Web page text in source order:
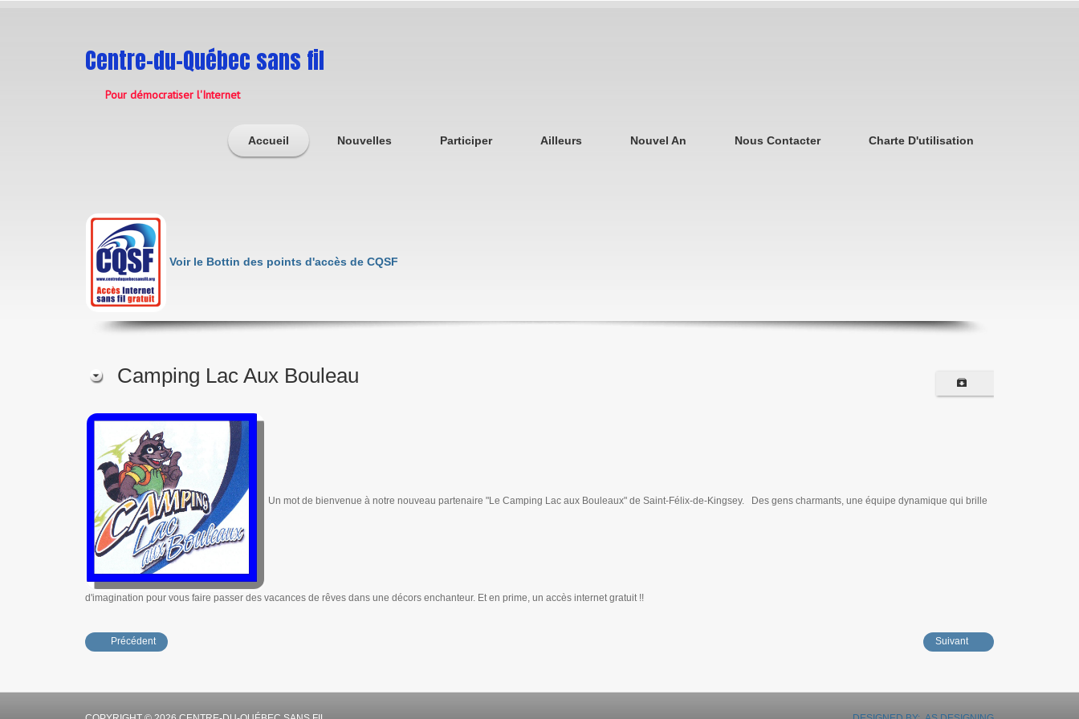
Centre-du-Québec sans fil
Pour démocratiser l'Internet
Accueil Nouvelles Participer Ailleurs Nouvel An Nous Contacter Charte D'utilisation
Voir le Bottin des points d'accès de CQSF
Camping Lac Aux Bouleau
Un mot de bienvenue à notre nouveau partenaire "Le Camping Lac aux Bouleaux" de Saint-Félix-de-Kingsey. Des gens charmants, une équipe dynamique qui brille
d'imagination pour vous faire passer des vacances de rêves dans une décors enchanteur. Et en prime, un accès internet gratuit !!
Précédent Suivant